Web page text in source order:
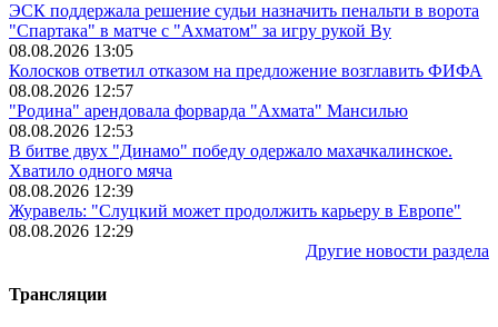
ЭСК поддержала решение судьи назначить пенальти в ворота
"Спартака" в матче с "Ахматом" за игру рукой Ву
08.08.2026 13:05
Колосков ответил отказом на предложение возглавить ФИФА
08.08.2026 12:57
"Родина" арендовала форварда "Ахмата" Мансилью
08.08.2026 12:53
В битве двух "Динамо" победу одержало махачкалинское.
Хватило одного мяча
08.08.2026 12:39
Журавель: "Слуцкий может продолжить карьеру в Европе"
08.08.2026 12:29
Другие новости раздела
Трансляции